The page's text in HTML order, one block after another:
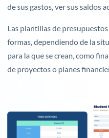
de sus gastos, ver sus saldos
Las plantillas de
formas, dependiendo de la
para la que se crean, como
de proyectos o planes